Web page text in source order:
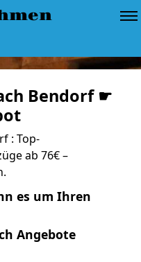
Bendorf ☛
: Top-
ab 76€ –
es um Ihren
Angebote